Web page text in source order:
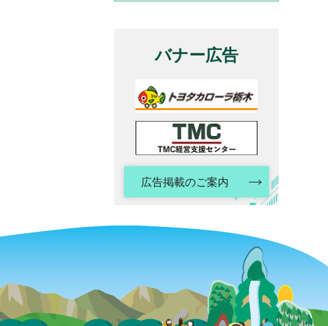
バナー広告
広告掲載のご案内